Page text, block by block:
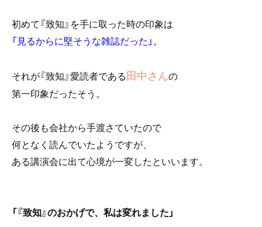
e
b
o
o
k
er
初めて『致知』を手に取った時の印象は
「見るからに堅そうな雑誌だった」。
それが『致知』愛読者である田中さんの
第一印象だったそう。
その後も会社から手渡さていたので
何となく読んでいたようですが、
ある講演会に出て心境が一変したといいます。
「『致知』のおかげで、私は変れました」